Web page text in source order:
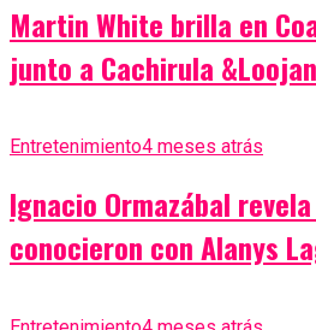
Martin White brilla en
junto a Cachirula &Loojan
Entretenimiento4 meses atrás
Ignacio Ormazábal
conocieron con Alanys